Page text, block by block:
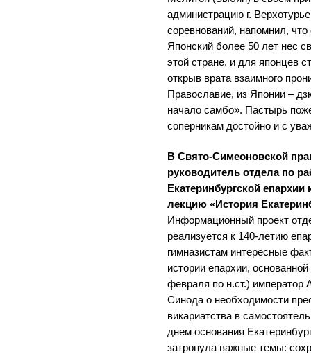
администрацию г.
соревнований, напомнил,
Японский более 50 лет нес
этой стране, и для японцев
открыв врата взаимного
Православие, из Японии –
начало самбо». Пастырь
соперникам достойно и с
В Свято-Симеоновской
руководитель отдела по
Екатеринбургской
лекцию «История
Информационный проект
реализуется к 140-летию
гимназистам интересные
истории епархии, основанной
февраля по н.ст.) император
Синода о необходимости
викариатства в
днем основания
затронула важные темы: